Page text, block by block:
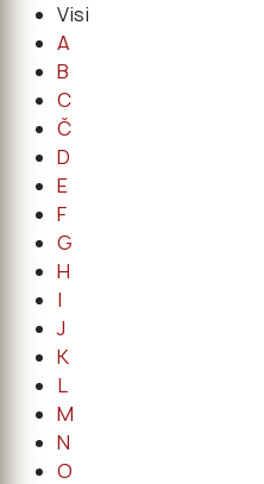
Visi
A
B
C
Č
D
E
F
G
H
I
J
K
L
M
N
O